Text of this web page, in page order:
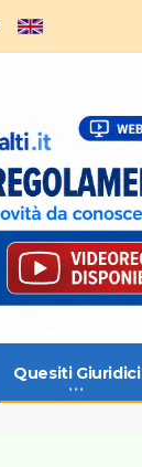
Quesiti Giuridici